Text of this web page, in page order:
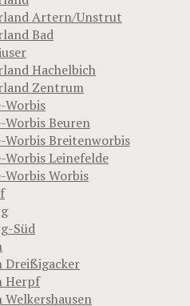
Artern/Unstrut
Bad
Hachelbich
Zentrum
Worbis
Beuren
Worbis Breitenworbis
Leinefelde
Worbis
Süd
Dreißigacker
Herpf